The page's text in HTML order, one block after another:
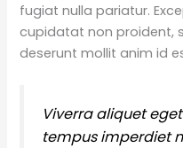
fugiat nulla pariatur.
cupidatat non proident,
deserunt mollit anim id
Viverra aliquet
tempus imperdiet